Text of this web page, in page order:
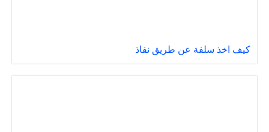
كيف اخذ سلفة عن طريق نفاذ